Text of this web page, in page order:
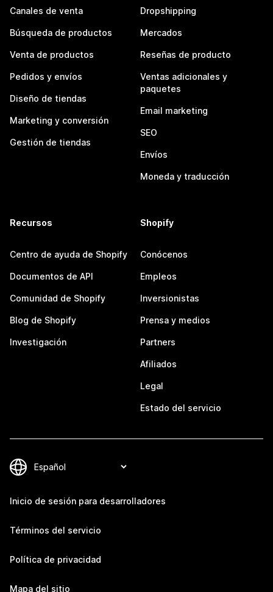
Canales de venta
Búsqueda de productos
Venta de productos
Pedidos y envíos
Diseño de tiendas
Marketing y conversión
Gestión de tiendas
Dropshipping
Mercados
Reseñas de producto
Ventas adicionales y
paquetes
Email marketing
SEO
Envíos
Moneda y traducción
Recursos
Centro de ayuda de Shopify
Documentos de API
Comunidad de Shopify
Blog de Shopify
Investigación
Shopify
Conócenos
Empleos
Inversionistas
Prensa y medios
Partners
Afiliados
Legal
Estado del servicio
Inicio de sesión para desarrolladores
Términos del servicio
Política de privacidad
Mapa del sitio